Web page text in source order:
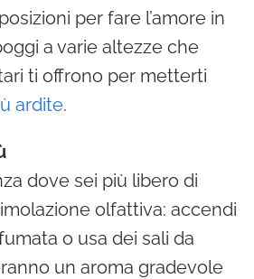
per fare l’amore in
a varie altezze che
ti offrono per metterti
ardite.
dove sei più libero di
olfattiva: accendi
o usa dei sali da
un aroma gradevole